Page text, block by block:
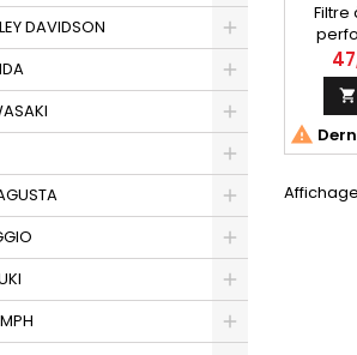
DAVIDSON
Filtre

